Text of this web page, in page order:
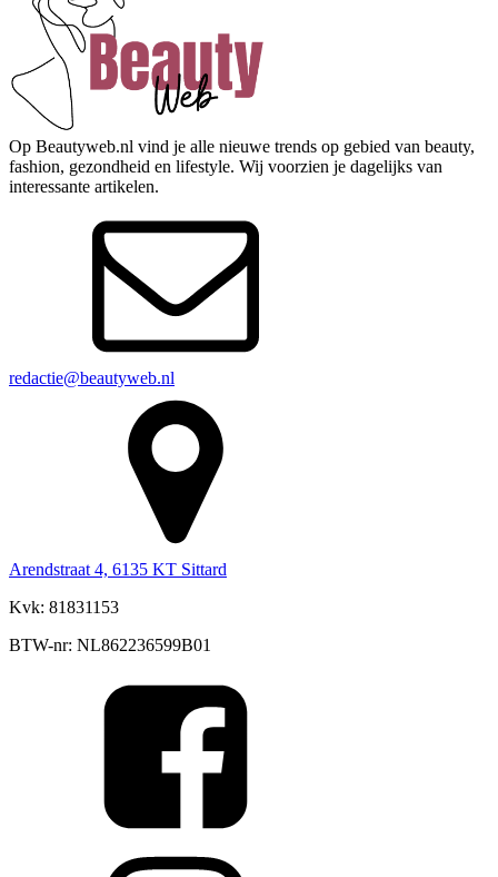
Op Beautyweb.nl vind je alle nieuwe trends op gebied van beauty,
fashion, gezondheid en lifestyle. Wij voorzien je dagelijks van
interessante artikelen.
redactie@beautyweb.nl
Arendstraat 4, 6135 KT Sittard
Kvk: 81831153
BTW-nr: NL862236599B01